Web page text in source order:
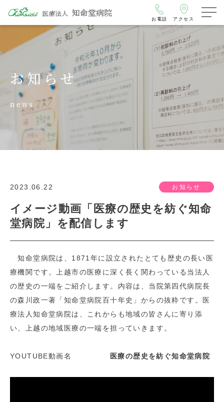
お電話 アクセス
お知らせ
news
2023.06.22 お知らせ
イメージ動画「医療の歴史を紡ぐ知命
堂病院」を配信します
知命堂病院は、1871年に設立されたとても歴史の長い医
療機関です。上越市の医療に深く長く関わっている当法人
の歴史の一端をご紹介します。内容は、当院第四代病院長
の森川政一著「知命堂病院百十年史」からの抜粋です。医
療法人知命堂病院は、これからも地域の皆さんに寄り添
い、上越の地域医療の一端を担っていきます。
YOUTUBE動画名 医療の歴史を紡ぐ知命堂病院